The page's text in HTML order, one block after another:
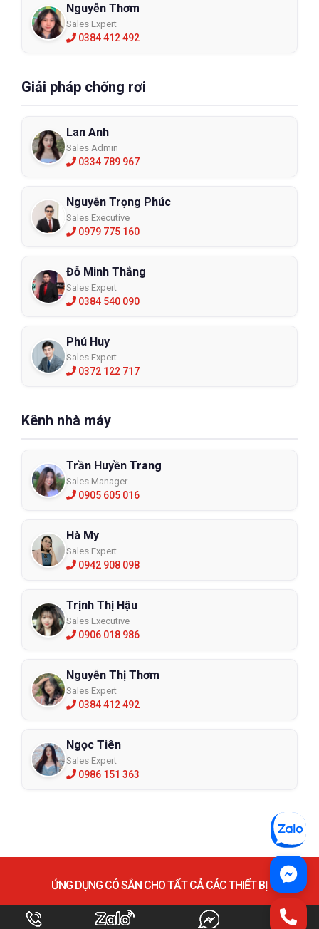
Nguyễn Thơm
Sales Expert
0384 412 492
Giải pháp chống rơi
Lan Anh
Sales Admin
0334 789 967
Nguyễn Trọng Phúc
Sales Executive
0979 775 160
Đỗ Minh Thắng
Sales Expert
0384 540 090
Phú Huy
Sales Expert
0372 122 717
Kênh nhà máy
Trần Huyền Trang
Sales Manager
0905 605 016
Hà My
Sales Expert
0942 908 098
Trịnh Thị Hậu
Sales Executive
0906 018 986
Nguyễn Thị Thơm
Sales Expert
0384 412 492
Ngọc Tiên
Sales Expert
0986 151 363
ỨNG DỤNG CÓ SẴN CHO TẤT CẢ CÁC THIẾT BỊ
E-Safety là ứng dụng công nghệ cho phép người dùng đăng ký dễ